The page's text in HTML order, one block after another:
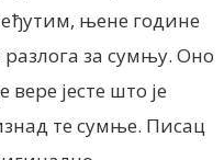
њене године
за сумњу. Оно
вере јесте што је
те сумње. Писац